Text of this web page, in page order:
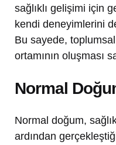
sağlıklı gelişimi için
kendi deneyimlerini
Bu sayede,
ortamının oluşması
Normal
Normal doğum,
ardından